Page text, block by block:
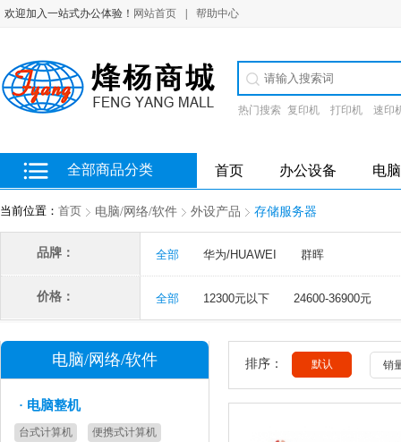
欢迎加入一站式办公体验！ 网站首页 帮助中心
热门搜索 复印机 打印机 速印
全部商品分类 首页 办公设备 电
当前位置： 首页 电脑/网络/软件 外设产品 存储服务器
品牌： 全部 华为/HUAWEI 群晖
多选
价格： 全部 12300元以下 24600-36900元
电脑/网络/软件
· 电脑整机
台式计算机 便携式计算机
排序： 默认 销